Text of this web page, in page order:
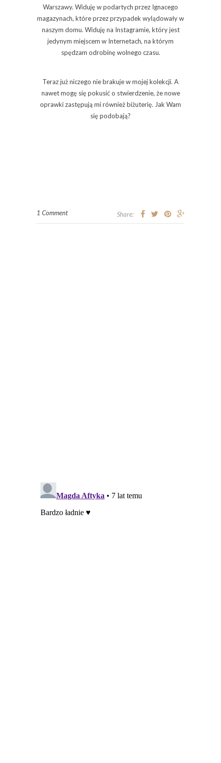
Warszawy. Widuję w podartych przez Ignacego
magazynach, które przez przypadek wylądowały w
naszym domu. Widuję na Instagramie, który jest
jedynym miejscem w Internetach, na którym
spędzam odrobinę wolnego czasu.
Teraz już niczego nie brakuje w mojej kolekcji. A
nawet mogę się pokusić o stwierdzenie, że nowe
oprawki zastępują mi również biżuterię. Jak Wam
się podobają?
1 Comment Share: